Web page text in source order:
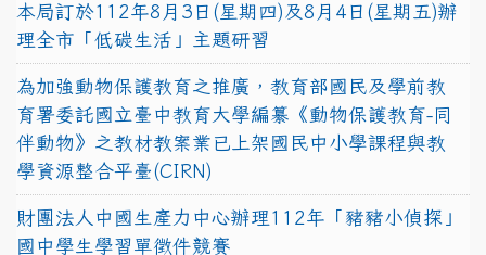
本局訂於112年8月3日(星期四)及8月4日(星期五)辦
理全市「低碳生活」主題研習
為加強動物保護教育之推廣，教育部國民及學前教
育署委託國立臺中教育大學編纂《動物保護教育-同
伴動物》之教材教案業已上架國民中小學課程與教
學資源整合平臺(CIRN)
財團法人中國生產力中心辦理112年「豬豬小偵探」
國中學生學習單徵件競賽